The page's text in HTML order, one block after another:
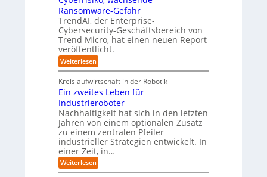
m
v
o
n
F
o
r
w
a
y
s
b
e
i
n
ü
b
e
r
n
h
t
-
e
u
r
o
p
e
r
O
r
i
e
n
t
i
e
r
u
n
g
u
s
t
r
i
a
l
A
I
n
S
A
P
:
W
e
s
a
u
Ransomware-Gefahr
TrendAI, der Enterprise-
Cybersecurity-Geschäftsbereich von
Trend Micro, hat einen neuen Report
veröffentlicht.
Weiterlesen:
T
e
n
d
A
I
-
R
e
p
o
r
Kreislaufwirtschaft in der Robotik
Ein zweites Leben für
Industrieroboter
Nachhaltigkeit hat sich in den letzten
Jahren von einem optionalen Zusatz
zu einem zentralen Pfeiler
industrieller Strategien entwickelt. In
einer Zeit, in…
Weiterlesen:
E